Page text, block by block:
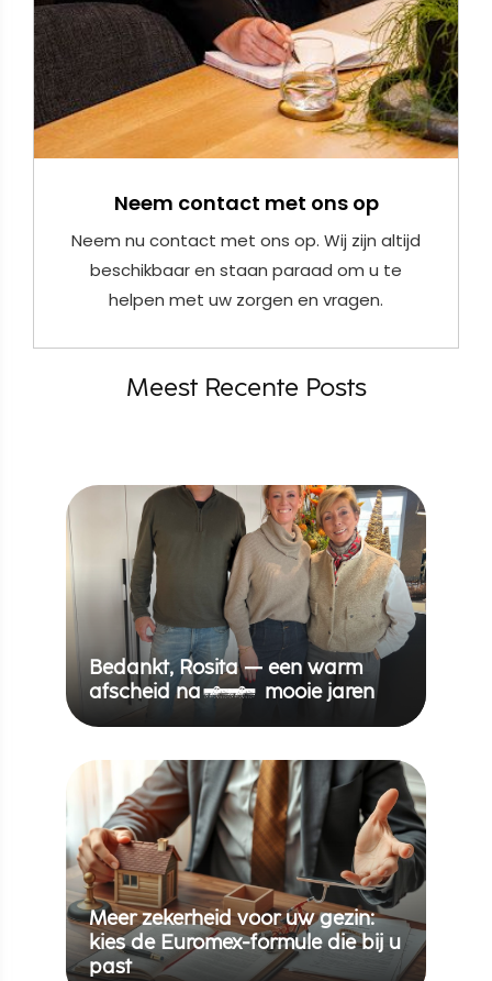
Neem contact met ons op
Neem nu contact met ons op. Wij zijn altijd
beschikbaar en staan paraad om u te
helpen met uw zorgen en vragen.
Meest Recente Posts
Bedankt, Rosita — een warm
afscheid na 30 mooie jaren
Meer zekerheid voor uw gezin:
kies de Euromex-formule die bij u
past